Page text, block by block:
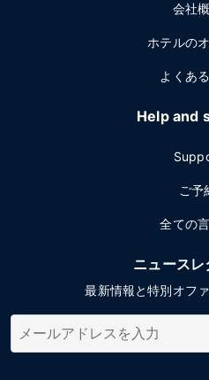
会社
ホテルの
よくあ
Help and
ご予
全ての言
ニュース
最新情報と特別オフ